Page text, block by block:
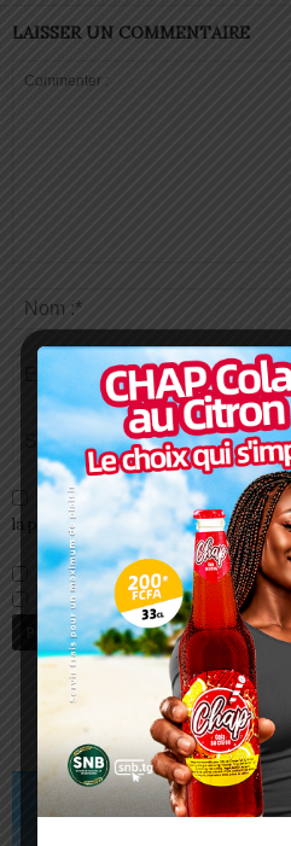
LAISSER UN COMMENTAIRE
Enregistrer mon nom, email et
la prochaine fois que je commenterai.
Prévenez-moi de tous les
Prévenez-moi de tous les